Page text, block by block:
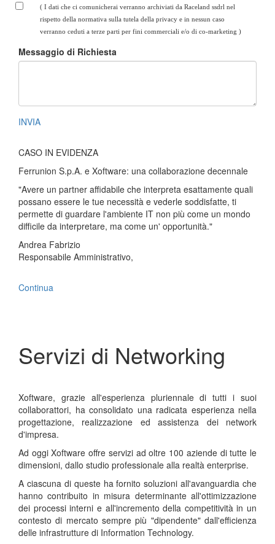
( I dati che ci comunicherai verranno archiviati da Raceland ssdrl nel
rispetto della normativa sulla tutela della privacy e in nessun caso
verranno ceduti a terze parti per fini commerciali e/o di co-marketing )
Messaggio di Richiesta
INVIA
CASO IN EVIDENZA
Ferrunion S.p.A. e Xoftware: una collaborazione decennale
"Avere un partner affidabile che interpreta esattamente quali
possano essere le tue necessità e vederle soddisfatte, ti
permette di guardare l'ambiente IT non più come un mondo
difficile da interpretare, ma come un' opportunità."
Andrea Fabrizio
Responsabile Amministrativo,
Continua
Servizi di Networking
Xoftware, grazie all'esperienza pluriennale di tutti i suoi
collaborattori, ha consolidato una radicata esperienza nella
progettazione, realizzazione ed assistenza dei network
d'impresa.
Ad oggi Xoftware offre servizi ad oltre 100 aziende di tutte le
dimensioni, dallo studio professionale alla realtà enterprise.
A ciascuna di queste ha fornito soluzioni all'avanguardia che
hanno contribuito in misura determinante all'ottimizzazione
dei processi interni e all'incremento della competitività in un
contesto di mercato sempre più "dipendente" dall'efficienza
delle infrastrutture di Information Technology.